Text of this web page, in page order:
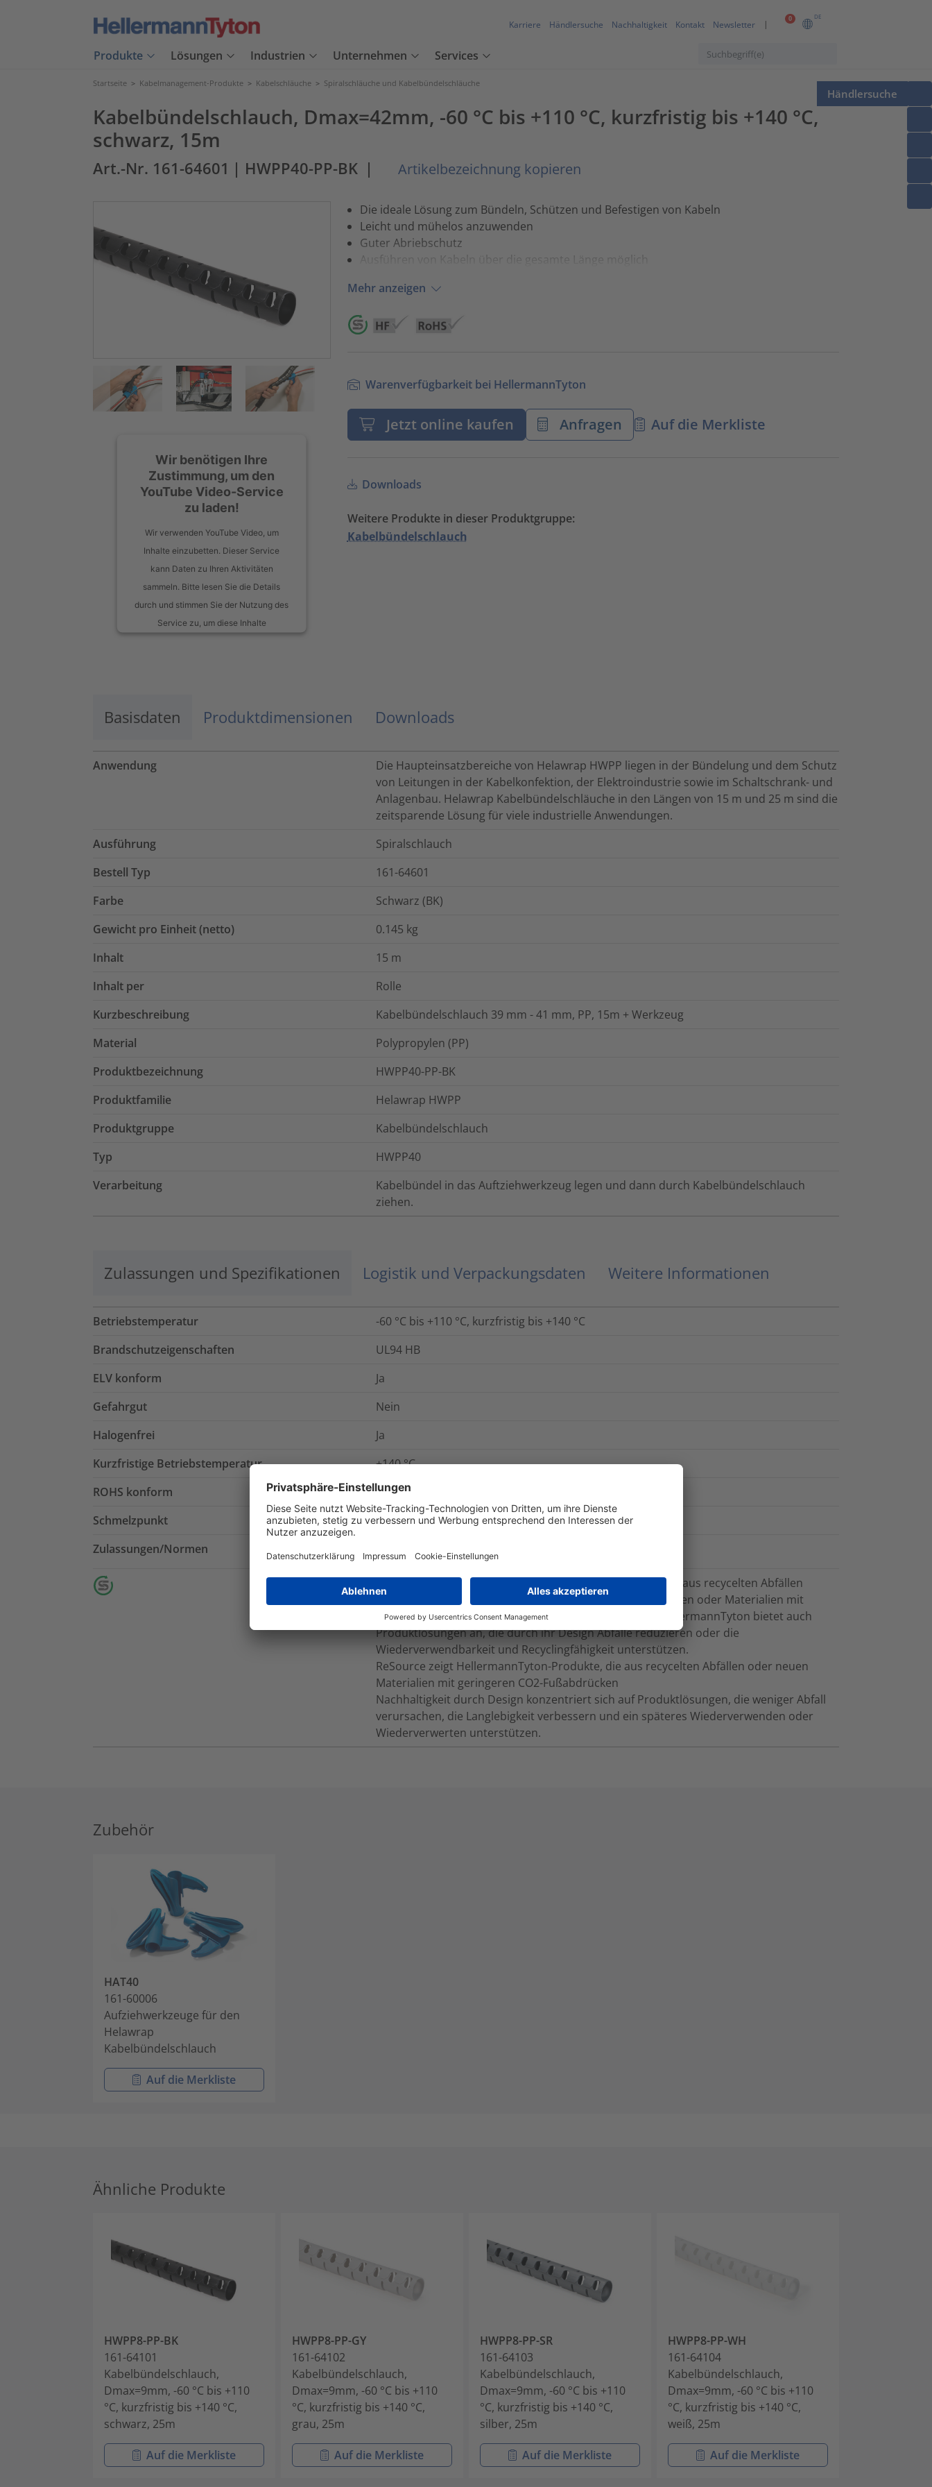
0 DE
Karriere Händlersuche Nachhaltigkeit Kontakt Newsletter
Produkte Lösungen Industrien Unternehmen Services
Händlersuche
Startseite > Kabelmanagement-Produkte > Kabelschläuche > Spiralschläuche und Kabelbündelschläuche
Kabelbündelschlauch, Dmax=42mm, -60 °C bis +110 °C, kurzfristig bis +140 °C,
schwarz, 15m
Art.-Nr. 161-64601 | HWPP40-PP-BK | Artikelbezeichnung kopieren
Wir benötigen Ihre
Zustimmung, um den
YouTube Video-Service
zu laden!
Wir verwenden YouTube Video, um
Inhalte einzubetten. Dieser Service
kann Daten zu Ihren Aktivitäten
sammeln. Bitte lesen Sie die Details
durch und stimmen Sie der Nutzung des
Service zu, um diese Inhalte
Akzeptieren
Die ideale Lösung zum Bündeln, Schützen und Befestigen von Kabeln
Leicht und mühelos anzuwenden
Guter Abriebschutz
Ausführen von Kabeln über die gesamte Länge möglich
Mehr anzeigen
Warenverfügbarkeit bei HellermannTyton
Jetzt online kaufen Anfragen Auf die Merkliste
Downloads
Weitere Produkte in dieser Produktgruppe:
Kabelbündelschlauch
Basisdaten Produktdimensionen Downloads
Anwendung
Die Haupteinsatzbereiche von Helawrap HWPP liegen in der Bündelung und dem Schutz
von Leitungen in der Kabelkonfektion, der Elektroindustrie sowie im Schaltschrank- und
Anlagenbau. Helawrap Kabelbündelschläuche in den Längen von 15 m und 25 m sind die
zeitsparende Lösung für viele industrielle Anwendungen.
Ausführung
Spiralschlauch
Bestell Typ
161-64601
Farbe
Schwarz (BK)
Gewicht pro Einheit (netto)
0.145 kg
Inhalt
15 m
Inhalt per
Rolle
Kurzbeschreibung
Kabelbündelschlauch 39 mm - 41 mm, PP, 15m + Werkzeug
Material
Polypropylen (PP)
Produktbezeichnung
HWPP40-PP-BK
Produktfamilie
Helawrap HWPP
Produktgruppe
Kabelbündelschlauch
Typ
HWPP40
Verarbeitung
Kabelbündel in das Auftziehwerkzeug legen und dann durch Kabelbündelschlauch
ziehen.
Zulassungen und Spezifikationen Logistik und Verpackungsdaten Weitere Informationen
Betriebstemperatur
-60 °C bis +110 °C, kurzfristig bis +140 °C
Brandschutzeigenschaften
UL94 HB
ELV konform
Ja
Gefahrgut
Nein
Halogenfrei
Ja
Kurzfristige Betriebstemperatur
+140°C
ROHS konform
Ja
Schmelzpunkt
+140 °C
Zulassungen/Normen
Source-Produkte werden aus Kunststoffen hergestellt, die aus recycelten Abfällen
zurückgewonnen werden, aus pflanzlichen Quellen stammen oder Materialien mit
geringeren CO2-äquivalenten Emissionen verwenden. HellermannTyton bietet auch
Produktlösungen an, die durch ihr Design Abfälle reduzieren oder die
Wiederverwendbarkeit und Recyclingfähigkeit unterstützen.
ReSource zeigt HellermannTyton-Produkte, die aus recycelten Abfällen oder neuen
Materialien mit geringeren CO2-Fußabdrücken
Nachhaltigkeit durch Design konzentriert sich auf Produktlösungen, die weniger Abfall
verursachen, die Langlebigkeit verbessern und ein späteres Wiederverwenden oder
Wiederverwerten unterstützen.
Zubehör
HAT40
161-60006
Aufziehwerkzeuge für den
Helawrap
Kabelbündelschlauch
Auf die Merkliste
Ähnliche Produkte
HWPP8-PP-BK
161-64101
Kabelbündelschlauch,
Dmax=9mm, -60 °C bis +110
°C, kurzfristig bis +140 °C,
schwarz, 25m
Auf die Merkliste
HWPP8-PP-GY
161-64102
Kabelbündelschlauch,
Dmax=9mm, -60 °C bis +110
°C, kurzfristig bis +140 °C,
grau, 25m
Auf die Merkliste
HWPP8-PP-SR
161-64103
Kabelbündelschlauch,
Dmax=9mm, -60 °C bis +110
°C, kurzfristig bis +140 °C,
silber, 25m
Auf die Merkliste
HWPP8-PP-WH
161-64104
Kabelbündelschlauch,
Dmax=9mm, -60 °C bis +110
°C, kurzfristig bis +140 °C,
weiß, 25m
Auf die Merkliste